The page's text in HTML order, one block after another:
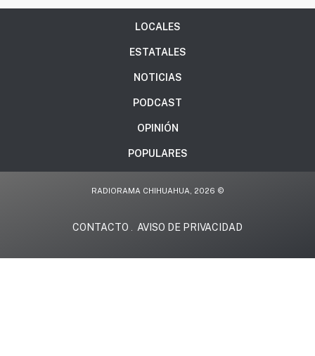
LOCALES
ESTATALES
NOTICIAS
PODCAST
OPINIÓN
POPULARES
RADIORAMA CHIHUAHUA, 2026 ©
CONTACTO AVISO DE PRIVACIDAD